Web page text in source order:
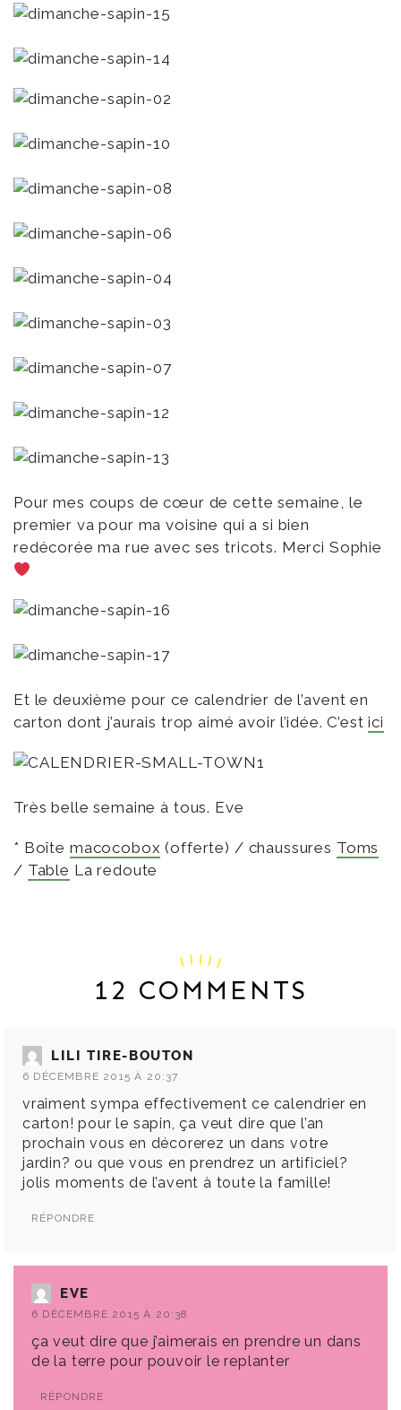
Pour mes coups de cœur de cette semaine, le
premier va pour ma voisine qui a si bien
redécorée ma rue avec ses tricots. Merci Sophie
Et le deuxième pour ce calendrier de l’avent en
carton dont j’aurais trop aimé avoir l’idée. C’estici
Très belle semaine à tous. Eve
* Boîte macocobox (offerte) / chaussures Toms
/ Table La redoute
12 COMMENTS
LILI TIRE-BOUTON
6 DÉCEMBRE 2015 À 20:37
vraiment sympa effectivement ce calendrier en
carton! pour le sapin, ça veut dire que l’an
prochain vous en décorerez un dans votre
jardin? ou que vous en prendrez un artificiel?
jolis moments de l’avent à toute la famille!
RÉPONDRE
EVE
6 DÉCEMBRE 2015 À 20:38
ça veut dire que j’aimerais en prendre un dans
de la terre pour pouvoir le replanter
RÉPONDRE